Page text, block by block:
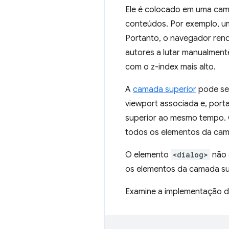
Ele é colocado em uma
conteúdos. Por exemplo,
Portanto, o navegador
autores a lutar
com o z-index mais alto.
A camada superior pode
viewport associada e,
superior ao mesmo tempo.
todos os elementos da
O elemento <dialog> não
os elementos da camada
Examine a implementação